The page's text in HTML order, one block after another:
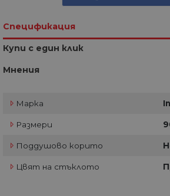
Спецификация
Купи с един клик
Мнения
Марка
Размери
Поддушово корито
Цвят на стъклото